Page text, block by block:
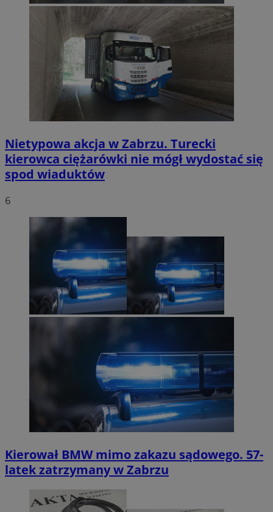
Nietypowa akcja w Zabrzu. Turecki
kierowca ciężarówki nie mógł wydostać się
spod wiaduktów
6
Kierował BMW mimo zakazu sądowego. 57-
latek zatrzymany w Zabrzu